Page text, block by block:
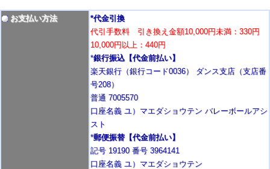
お支払い方法
*代金引換
代引手数料 引き換え金額10,000円未満：330円
10,000円以上：440円
*銀行振込【代金前払い】
楽天銀行（銀行コード0036） ダンス支店（支店番
号208）
普通 7005570
口座名義 ユ）マエダショウテン バレーボールアシ
スト
*郵便振替【代金前払い】
記号 19190 番号 3964141
口座名義 ユ）マエダショウテン